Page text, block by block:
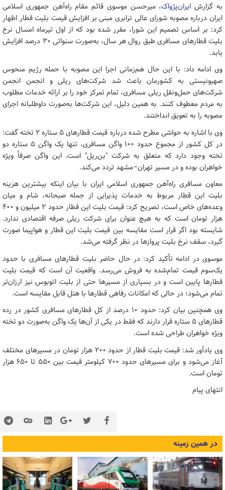
به گزارش ایران‌پژواک، میرحسن موسوی قائم‌ مقام راه‌آهن جمهوری اسلامی
ایران درباره مصوبه شورای عالی ترابری مبنی بر افزایش قیمت بلیت قطار اظهار
کرد: بر اساس تصمیم این شورا، مقرر شده بود که از اول تیرماه امسال نرخ
بلیت قطارهای مسافری طبق روال هر سال، به‌صورت سنواتی ۳۰ درصد افزایش
یابد.
وی ادامه داد: با این حال هم‌زمانی اجرا این مصوبه با حمله رژیم منحوس
صهیونیستی به کشورمان باعث شد شرکت‌های ریلی و انجمن انجمن
شرکت‌های حمل‌ونقل ریلی مسافری، تمام تمرکز خود را بر ارائه خدمات مطلوب
به مردم معطوف کنند. به همین دلیل، این شرکت‌ها به‌صورت داوطلبانه اجرای
مصوبه را به تعویق انداختند.
وی با اشاره به حواشی مطرح‌ شده درباره قیمت قطارهای ۵ ستاره ۲ تخته گفت:
در کل کشور از مجموع حدود ۱۰۰ واگن مسافری، تنها یک واگن ۵ ستاره دو
تخته وجود دارد که متعلق به شرکت "بن‌ریل" است. این واگن صرفاً ویژه
خواهران بوده و در مسیر تهران–مشهد تردد می‌کند.
معاون مسافری راه‌آهن جمهوری اسلامی ایران با بیان اینکه بیشترین هزینه
بلیت این قطار مربوط به خدمات پذیرایی از جمله صبحانه، شام و میان‌
وعده‌های خاص است، تصریح کرد: قیمت بلیت این قطار حدود ۲ میلیون و ۴۰۰
هزار تومان است که به هیچ عنوان برای شرکت ریلی صرفه اقتصادی ندارد.
شایسته بود اگر قرار است مقایسه بین قیمت بلیت این قطار و هواپیما صورت
گیرد، سقف نرخ بلیت پروازها در نظر گرفته می‌شد.
موسوی در ادامه تأکید کرد: در حال حاضر بلیت قطارهای مسافری با حدود
یک‌سوم قیمت تمام‌شده به فروش می‌رسد. واقعیت آن است که قیمت بلیت
قطارها پایین است و در بسیاری از مسیرها حتی از بلیت اتوبوس نیز ارزان‌تر
تمام می‌شود؛ در حالی که امکانات رفاهی قطارها با هتل قابل مقایسه است.
وی همچنین بیان کرد: حدود ۱۰ درصد از کل قطارهای مسافری کشور در رده
قطارهای ۵ ستاره قرار دارند که فقط در یکی از آن‌ها یک واگن به‌صورت دو تخته
ویژه خواهران طراحی شده است.
وی یادآور شد: قیمت بلیت قطار از حدود ۲۰۰ هزار تومان در مسیرهای مختلف
آغاز می‌شود و برای مسیرهای حدود ۷۰۰ کیلومتر قیمت بین ۵۵۰ تا ۶۵۰ هزار
تومان است.
انتهای پیام
در همین زمینه